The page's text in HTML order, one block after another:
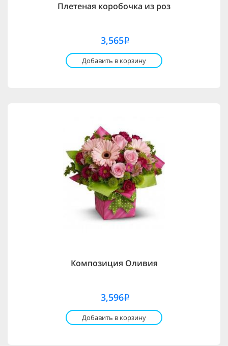
Плетеная коробочка из роз
3,565i
Добавить в корзину
Композиция Оливия
3,596i
Добавить в корзину